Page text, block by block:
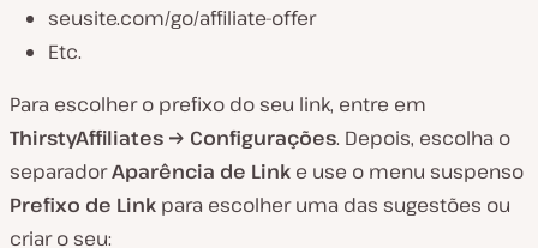
seusite.com/go/affiliate-offer
Etc.
Para escolher o prefixo do seu link, entre em
ThirstyAffiliates → Configurações. Depois, escolha o
separadorAparência de Link e use o menu suspenso
Prefixo de Link para escolher uma das sugestões ou
criar o seu: